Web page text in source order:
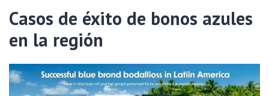
Casos de éxito de bonos azules
en la región